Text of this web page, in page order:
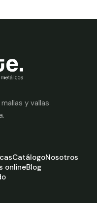
y vallas
CatálogoNosotros
onlineBlog